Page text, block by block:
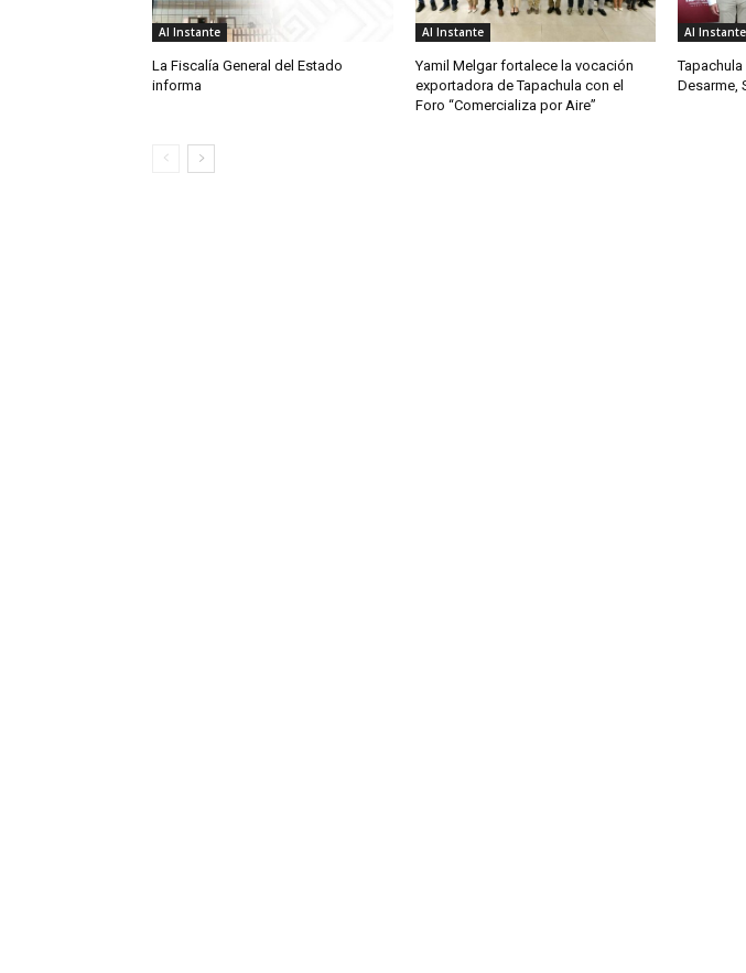
Al Instante
La Fiscalía General del Estado
informa
Al Instante
Yamil Melgar fortalece la vocación
exportadora de Tapachula con el
Foro “Comercializa por Aire”
Al Instante
Tapachula
Desarme,